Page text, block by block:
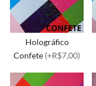
Holográfico
Confete (+R$7,00)